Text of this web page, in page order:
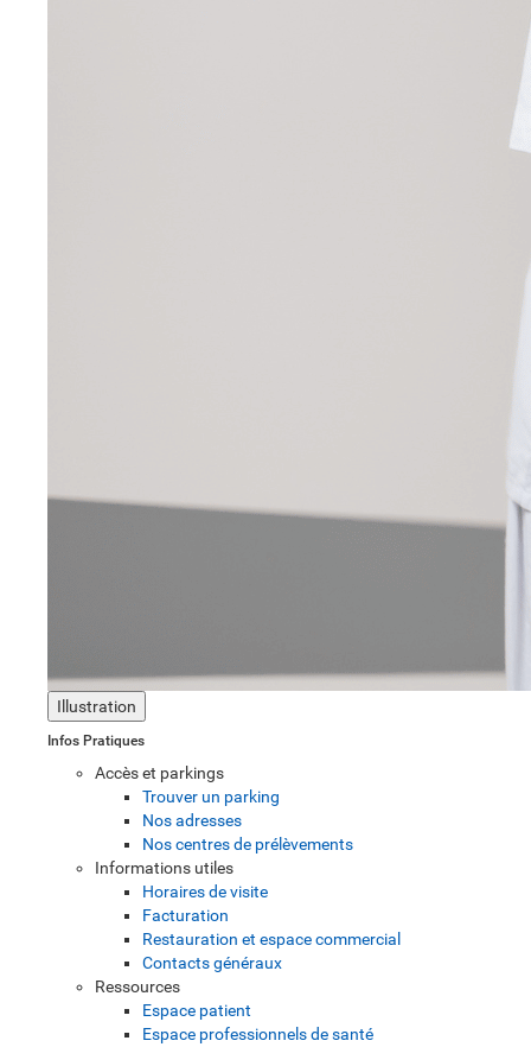
Illustration
Infos Pratiques
Accès et parkings
Trouver un parking
Nos adresses
Nos centres de prélèvements
Informations utiles
Horaires de visite
Facturation
Restauration et espace commercial
Contacts généraux
Ressources
Espace patient
Espace professionnels de santé